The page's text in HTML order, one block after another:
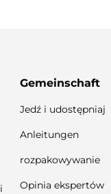
Gemeinschaft
Jedź i udostępniaj
Anleitungen
rozpakowywanie
Opinia ekspertów